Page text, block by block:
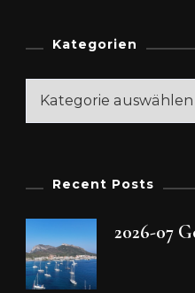
Kategorien
Kategorien
Recent Posts
2026-07